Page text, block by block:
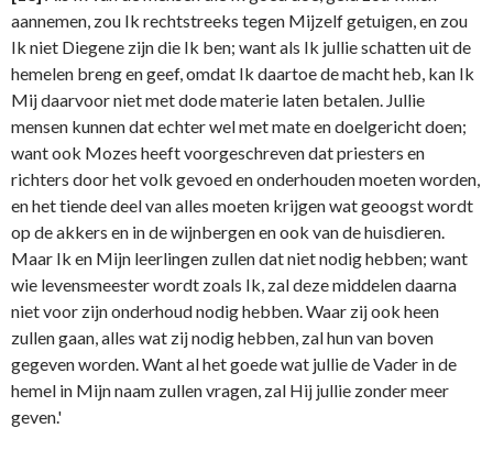
aannemen, zou Ik rechtstreeks tegen Mijzelf getuigen, en zou
Ik niet Diegene zijn die Ik ben; want als Ik jullie schatten uit de
hemelen breng en geef, omdat Ik daartoe de macht heb, kan Ik
Mij daarvoor niet met dode materie laten betalen. Jullie
mensen kunnen dat echter wel met mate en doelgericht doen;
want ook Mozes heeft voorgeschreven dat priesters en
richters door het volk gevoed en onderhouden moeten worden,
en het tiende deel van alles moeten krijgen wat geoogst wordt
op de akkers en in de wijnbergen en ook van de huisdieren.
Maar Ik en Mijn leerlingen zullen dat niet nodig hebben; want
wie levensmeester wordt zoals Ik, zal deze middelen daarna
niet voor zijn onderhoud nodig hebben. Waar zij ook heen
zullen gaan, alles wat zij nodig hebben, zal hun van boven
gegeven worden. Want al het goede wat jullie de Vader in de
hemel in Mijn naam zullen vragen, zal Hij jullie zonder meer
geven.'